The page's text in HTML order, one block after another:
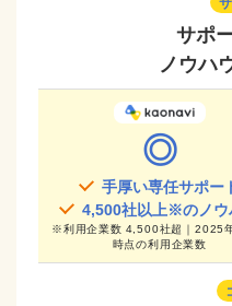
サポ
ノウハ
◎
手厚い専任サポー
4,500社以上※のノウ
※利用企業数 4,500社超｜2025
時点の利用企業数